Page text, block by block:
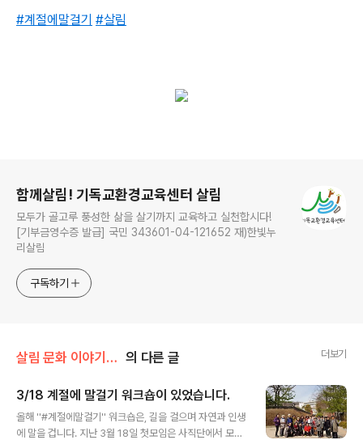
#계절에말걸기 #살림
함께살림! 기독교환경교육센터 살림
모두가 골고루 풍성한 삶을 살기까지 교육하고 실천합시다!
[기부금영수증 발급] 국민 343601-04-121652 재)한빛누
리살림
구독하기
살림 문화 이야기/살림 문화 워크숍 의 다른 글 더보기
3/18 계절에 말걸기 워크숍이 있었습니다.
올해 ''#계절에말걸기'' 워크숍은, 길을 걸으며 자연과 인생
에 말을 겁니다. 지난 3월 18일 첫모임은 사직단에서 모여